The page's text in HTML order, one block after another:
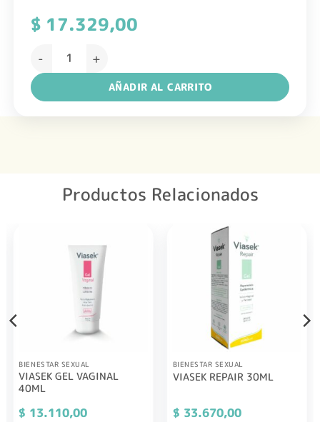
$17.329,00
KY LUBRICANTE INTIMO 50 GR GEL cantidad
AÑADIR AL CARRITO
Productos Relacionados
BIENESTAR SEXUAL
VIASEK GEL VAGINAL
40ML
$ 13.110,00
BIENESTAR SEXUAL
VIASEK REPAIR 30ML
$ 33.670,00